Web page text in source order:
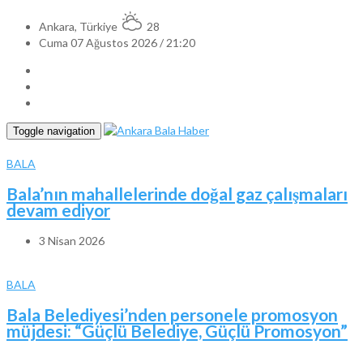
Ankara, Türkiye
28
Cuma 07 Ağustos 2026 / 21:20
Toggle navigation
BALA
Bala’nın mahallelerinde doğal gaz çalışmaları
devam ediyor
3 Nisan 2026
BALA
Bala Belediyesi’nden personele promosyon
müjdesi: “Güçlü Belediye, Güçlü Promosyon”